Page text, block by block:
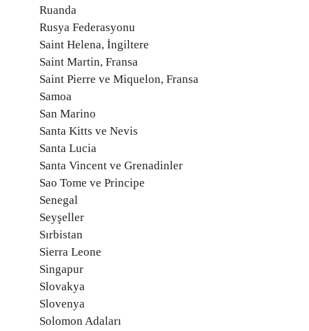
Ruanda
Rusya Federasyonu
Saint Helena, İngiltere
Saint Martin, Fransa
Saint Pierre ve Miquelon, Fransa
Samoa
San Marino
Santa Kitts ve Nevis
Santa Lucia
Santa Vincent ve Grenadinler
Sao Tome ve Principe
Senegal
Seyşeller
Sırbistan
Sierra Leone
Singapur
Slovakya
Slovenya
Solomon Adaları